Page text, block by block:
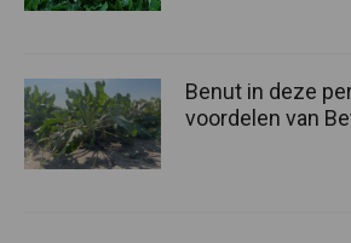
Benut in deze
voordelen van